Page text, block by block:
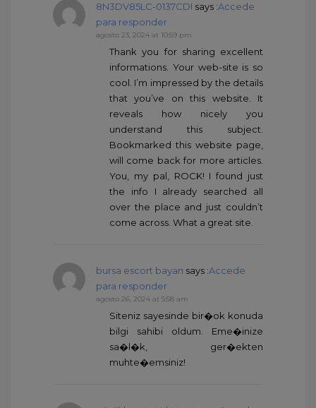
8N3DV85LC-0137CDI says :Accede
para responder
agosto 23, 2024 at 10:59 pm
Thank you for sharing excellent
informations. Your web-site is so
cool. I’m impressed by the details
that you’ve on this website. It
reveals how nicely you
understand this subject.
Bookmarked this website page,
will come back for more articles.
You, my pal, ROCK! I found just
the info I already searched all
over the place and just couldn’t
come across. What a great site.
bursa escort bayan says :Accede
para responder
agosto 26, 2024 at 5:58 am
Siteniz sayesinde bir�ok konuda
bilgi sahibi oldum. Eme�inize
sa�l�k, ger�ekten
muhte�emsiniz!